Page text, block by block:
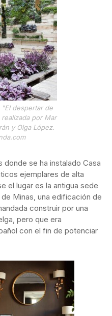
"El despertar de
por Mar
y Olga López.
se ha instalado Casa
ejemplares de alta
el lugar es la antigua sede
Minas, una edificación de
construir por una
pero que era
con el fin de potenciar